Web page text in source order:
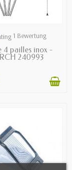
AVAILABLE
1 Bewertung
4 pailles inox -
240993